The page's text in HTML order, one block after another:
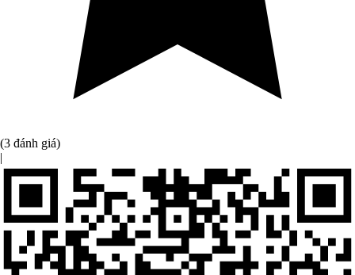
(3 đánh giá)
|